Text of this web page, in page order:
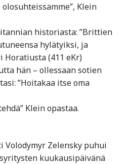
Klein
historiasta: ”Brittien
hylätyiksi, ja
Horatiusta (411 eKr)
hän – ollessaan sotien
”Hoitakaa itse oma
Klein opastaa.
Volodymyr Zelensky puhui
kuukausipäivänä